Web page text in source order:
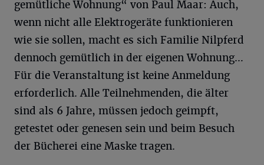
gemütliche Wohnung“ von Paul Maar: Auch,
wenn nicht alle Elektrogeräte funktionieren
wie sie sollen, macht es sich Familie Nilpferd
dennoch gemütlich in der eigenen Wohnung…
Für die Veranstaltung ist keine Anmeldung
erforderlich. Alle Teilnehmenden, die älter
sind als 6 Jahre, müssen jedoch geimpft,
getestet oder genesen sein und beim Besuch
der Bücherei eine Maske tragen.